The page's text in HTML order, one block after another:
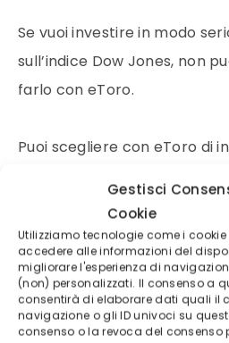
Gestisci
Cookie
Utilizziamo tecnologie come i
accedere alle informazioni del
migliorare l'esperienza di
(non) personalizzati. Il consenso a
consentirà di elaborare dati quali il
navigazione o gli ID univoci su
consenso o la revoca del consenso
Se vuoi investire in modo
sull’indice Dow Jones, non
farlo con eToro.
Puoi scegliere con eToro di
come anche sui
una piattaforma di trading
e professionale.
Tra le caratteristiche di